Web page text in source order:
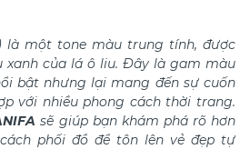
là một tone màu trung tính, được
của lá ô liu. Đây là gam màu
bật nhưng lại mang đến sự cuốn
với nhiều phong cách thời trang.
sẽ giúp bạn khám phá rõ hơn
phối đồ để tôn lên vẻ đẹp tự